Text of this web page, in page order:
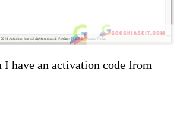
I have an activation code from